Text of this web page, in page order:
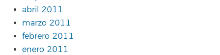
abril 2011
marzo 2011
febrero 2011
enero 2011